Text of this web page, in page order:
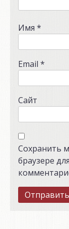
Имя *
Email *
Сайт
Сохранить
браузере